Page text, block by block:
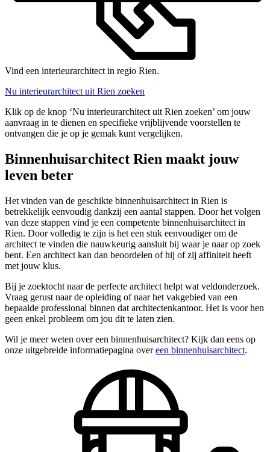
Vind een interieurarchitect in regio Rien.
Nu interieurarchitect uit Rien zoeken
Klik op de knop ‘Nu interieurarchitect uit Rien zoeken’ om jouw
aanvraag in te dienen en specifieke vrijblijvende voorstellen te
ontvangen die je op je gemak kunt vergelijken.
Binnenhuisarchitect Rien maakt jouw
leven beter
Het vinden van de geschikte binnenhuisarchitect in Rien is
betrekkelijk eenvoudig dankzij een aantal stappen. Door het volgen
van deze stappen vind je een competente binnenhuisarchitect in
Rien. Door volledig te zijn is het een stuk eenvoudiger om de
architect te vinden die nauwkeurig aansluit bij waar je naar op zoek
bent. Een architect kan dan beoordelen of hij of zij affiniteit heeft
met jouw klus.
Bij je zoektocht naar de perfecte architect helpt wat veldonderzoek.
Vraag gerust naar de opleiding of naar het vakgebied van een
bepaalde professional binnen dat architectenkantoor. Het is voor hen
geen enkel probleem om jou dit te laten zien.
Wil je meer weten over een binnenhuisarchitect? Kijk dan eens op
onze uitgebreide informatiepagina overeen binnenhuisarchitect.